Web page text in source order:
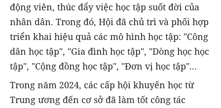
động viên, thúc đẩy việc học tập suốt đời của
nhân dân. Trong đó, Hội đã chủ trì và phối hợp
triển khai hiệu quả các mô hình học tập: "Công
dân học tập", "Gia đình học tập", "Dòng học học
tập", "Cộng đồng học tập", "Đơn vị học tập"...
Trong năm 2024, các cấp hội khuyến học từ
Trung ương đến cơ sở đã làm tốt công tác